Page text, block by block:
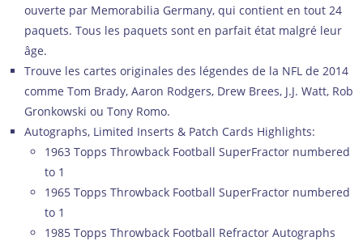
ouverte par Memorabilia Germany, qui contient en tout 24
paquets. Tous les paquets sont en parfait état malgré leur
âge.
Trouve les cartes originales des légendes de la NFL de 2014
comme Tom Brady, Aaron Rodgers, Drew Brees, J.J. Watt, Rob
Gronkowski ou Tony Romo.
Autographs, Limited Inserts & Patch Cards Highlights:
1963 Topps Throwback Football SuperFractor numbered
to 1
1965 Topps Throwback Football SuperFractor numbered
to 1
1985 Topps Throwback Football Refractor Autographs